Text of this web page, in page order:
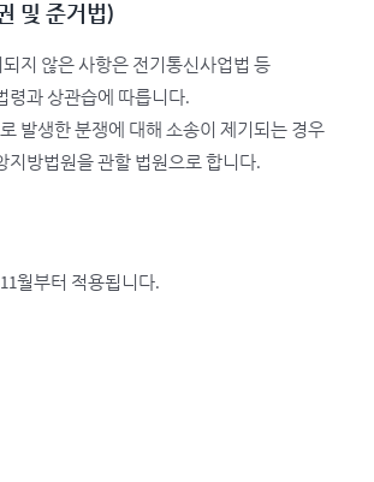
및 준거법)
지 않은 사항은 전기통신사업법 등
령과 상관습에 따릅니다.
발생한 분쟁에 대해 소송이 제기되는 경우
지방법원을 관할 법원으로 합니다.
월부터 적용됩니다.